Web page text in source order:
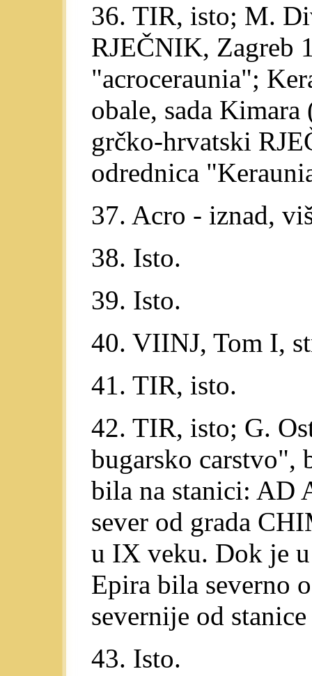
36. TIR, isto; M.
RJEČNIK, Zagreb
"acroceraunia";
obale, sada
grčko-hrvatski
odrednica
37. Acro - iznad,
38. Isto.
39. Isto.
40. VIINJ, Tom I,
41. TIR, isto.
42. TIR, isto; G.
bugarsko carstvo",
bila na stanici: AD
sever od grada
u IX veku. Dok je
Epira bila severno
severnije od
43. Isto.